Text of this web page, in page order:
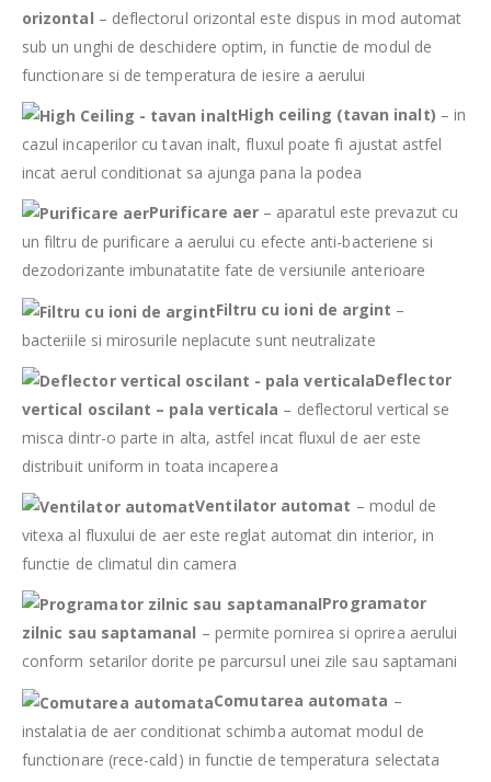
orizontal – deflectorul orizontal este dispus in mod automat
sub un unghi de deschidere optim, in functie de modul de
functionare si de temperatura de iesire a aerului
High ceiling (tavan inalt) – in
cazul incaperilor cu tavan inalt, fluxul poate fi ajustat astfel
incat aerul conditionat sa ajunga pana la podea
Purificare aer– aparatul este prevazut cu
un filtru de purificare a aerului cu efecte anti-bacteriene si
dezodorizante imbunatatite fate de versiunile anterioare
Filtru cu ioni de argint –
bacteriile si mirosurile neplacute sunt neutralizate
Deflector
vertical oscilant – pala verticala – deflectorul vertical se
misca dintr-o parte in alta, astfel incat fluxul de aer este
distribuit uniform in toata incaperea
Ventilator automat – modul de
vitexa al fluxului de aer este reglat automat din interior, in
functie de climatul din camera
Programator
zilnic sau saptamanal – permite pornirea si oprirea aerului
conform setarilor dorite pe parcursul unei zile sau saptamani
Comutarea automata –
instalatia de aer conditionat schimba automat modul de
functionare (rece-cald) in functie de temperatura selectata